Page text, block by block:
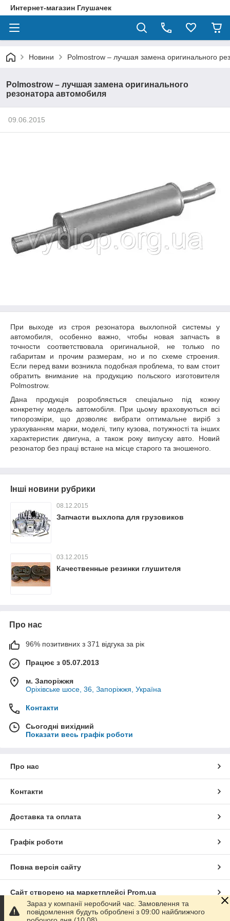
Интернет-магазин Глушачек
Новини Polmostrow – лучшая замена оригинального
Polmostrow – лучшая замена оригинального
резонатора автомобиля
09.06.2015
При выходе из строя резонатора выхлопной системы у
автомобиля, особенно важно, чтобы новая запчасть в
точности соответствовала оригинальной, не только по
габаритам и прочим размерам, но и по схеме строения.
Если перед вами возникла подобная проблема, то вам стоит
обратить внимание на продукцию польского изготовителя
Polmostrow.
Дана продукція розробляється спеціально під кожну
конкретну модель автомобіля. При цьому враховуються всі
типорозміри, що дозволяє вибрати оптимальне виріб з
урахуванням марки, моделі, типу кузова, потужності та інших
характеристик двигуна, а також року випуску авто. Новий
резонатор без праці встане на місце старого та зношеного.
Інші новини рубрики
08.12.2015
Запчасти выхлопа для грузовиков
03.12.2015
Качественные резинки глушителя
Про нас
96% позитивних з 371 відгука за рік
Працює з 05.07.2013
м. Запоріжжя
Оріхівське шосе, 36, Запоріжжя, Україна
Контакти
Сьогодні вихідний
Показати весь графік роботи
Про нас
Контакти
Доставка та оплата
Графік роботи
Повна версія сайту
Сайт створено на маркетплейсі Prom.ua
Політика конфіденційності
Зараз у компанії неробочий час. Замовлення та
повідомлення будуть оброблені з 09:00 найближчого